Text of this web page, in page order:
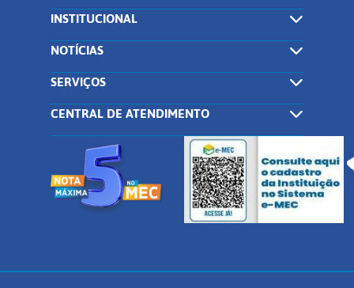
INSTITUCIONAL
NOTÍCIAS
SERVIÇOS
CENTRAL DE ATENDIMENTO